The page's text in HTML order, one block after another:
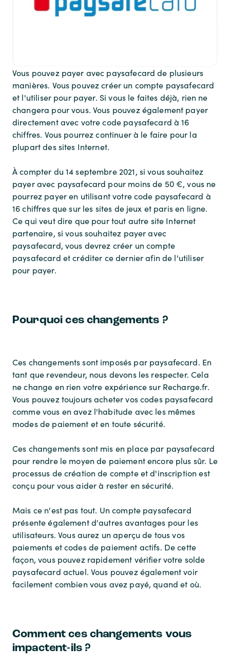
Vous pouvez payer avec paysafecard de plusieurs
manières. Vous pouvez créer un compte paysafecard
et l'utiliser pour payer. Si vous le faites déjà, rien ne
changera pour vous. Vous pouvez également payer
directement avec votre code paysafecard à 16
chiffres. Vous pourrez continuer à le faire pour la
plupart des sites Internet.
À compter du 14 septembre 2021, si vous souhaitez
payer avec paysafecard pour moins de 50 €, vous ne
pourrez payer en utilisant votre code paysafecard à
16 chiffres que sur les sites de jeux et paris en ligne.
Ce qui veut dire que pour tout autre site Internet
partenaire, si vous souhaitez payer avec
paysafecard, vous devrez créer un compte
paysafecard et créditer ce dernier afin de l'utiliser
pour payer.
Pourquoi ces changements ?
Ces changements sont imposés par paysafecard. En
tant que revendeur, nous devons les respecter. Cela
ne change en rien votre expérience sur Recharge.fr.
Vous pouvez toujours acheter vos codes paysafecard
comme vous en avez l'habitude avec les mêmes
modes de paiement et en toute sécurité.
Ces changements sont mis en place par paysafecard
pour rendre le moyen de paiement encore plus sûr. Le
processus de création de compte et d'inscription est
conçu pour vous aider à rester en sécurité.
Mais ce n'est pas tout. Un compte paysafecard
présente également d'autres avantages pour les
utilisateurs. Vous aurez un aperçu de tous vos
paiements et codes de paiement actifs. De cette
façon, vous pouvez rapidement vérifier votre solde
paysafecard actuel. Vous pouvez également voir
facilement combien vous avez payé, quand et où.
Comment ces changements vous
impactent-ils ?